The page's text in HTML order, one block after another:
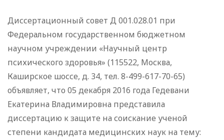
Диссертационный совет Д 001.028.01 при
Федеральном государственном бюджетном
научном учреждении «Научный центр
психического здоровья» (115522, Москва,
Каширское шоссе, д. 34, тел. 8-499-617-70-65)
объявляет, что 05 декабря 2016 года Гедевани
Екатерина Владимировна представила
диссертацию к защите на соискание ученой
степени кандидата медицинских наук на тему: